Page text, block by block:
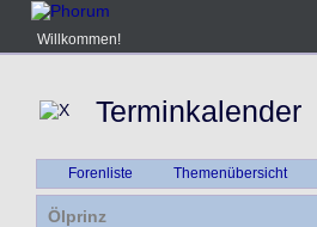
Willkommen!
Terminkalender
Forenliste Themenübersicht
Ölprinz